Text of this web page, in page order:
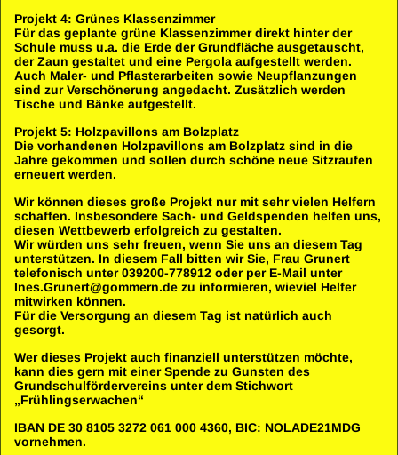
Projekt 4: Grünes Klassenzimmer
Für das geplante grüne Klassenzimmer direkt hinter der
Schule muss u.a. die Erde der Grundfläche ausgetauscht,
der Zaun gestaltet und eine Pergola aufgestellt werden.
Auch Maler- und Pflasterarbeiten sowie Neupflanzungen
sind zur Verschönerung angedacht. Zusätzlich werden
Tische und Bänke aufgestellt.
Projekt 5: Holzpavillons am Bolzplatz
Die vorhandenen Holzpavillons am Bolzplatz sind in die
Jahre gekommen und sollen durch schöne neue Sitzraufen
erneuert werden.
Wir können dieses große Projekt nur mit sehr vielen Helfern
schaffen. Insbesondere Sach- und Geldspenden helfen uns,
diesen Wettbewerb erfolgreich zu gestalten.
Wir würden uns sehr freuen, wenn Sie uns an diesem Tag
unterstützen. In diesem Fall bitten wir Sie, Frau Grunert
telefonisch unter 039200-778912 oder per E-Mail unter
Ines.Grunert@gommern.de zu informieren, wieviel Helfer
mitwirken können.
Für die Versorgung an diesem Tag ist natürlich auch
gesorgt.
Wer dieses Projekt auch finanziell unterstützen möchte,
kann dies gern mit einer Spende zu Gunsten des
Grundschulfördervereins unter dem Stichwort
„Frühlingserwachen“
IBAN DE 30 8105 3272 061 000 4360, BIC: NOLADE21MDG
vornehmen.